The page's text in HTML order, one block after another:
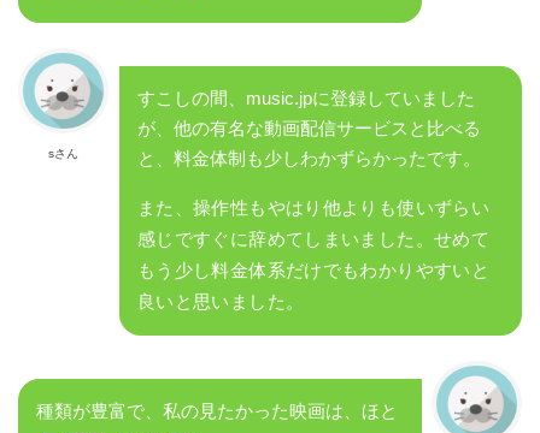
sさん
すこしの間、music.jpに登録していました
が、他の有名な動画配信サービスと比べる
と、料金体制も少しわかずらかったです。
また、操作性もやはり他よりも使いずらい
感じですぐに辞めてしまいました。せめて
もう少し料金体系だけでもわかりやすいと
良いと思いました。
種類が豊富で、私の見たかった映画は、ほと